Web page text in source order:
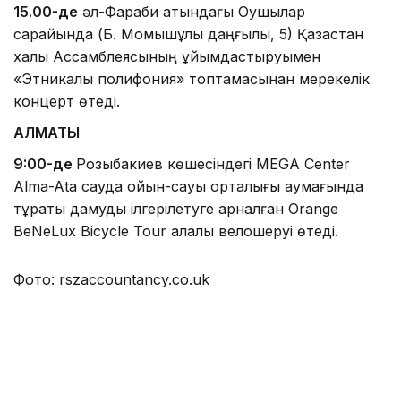
15.00-де әл-Фараби атындағы Оқушылар
сарайында (Б. Момышұлы даңғылы, 5) Қазақстан
халқы Ассамблеясының ұйымдастыруымен
«Этникалық полифония» топтамасынан мерекелік
концерт өтеді.
АЛМАТЫ
9:00-де Розыбакиев көшесіндегі MEGA Center
Alma-Ata сауда ойын-сауық орталығы аумағында
тұрақты дамуды ілгерілетуге арналған Orange
BeNeLux Bicycle Tour қалалық велошеруі өтеді.
Фото: rszaccountancy.co.uk